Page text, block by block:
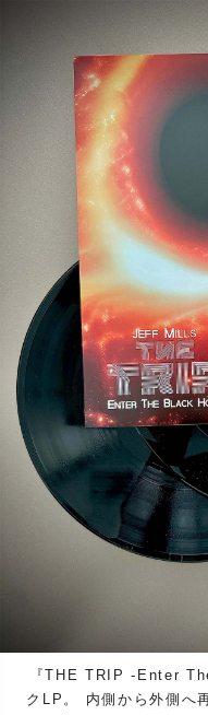
『THE TRIP -Enter
クLP。 内側から外側へ